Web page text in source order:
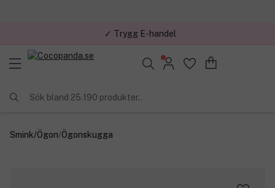
✓ Trygg E-handel
Sök bland 25.190 produkter..
Smink/Ögon/Ögonskugga